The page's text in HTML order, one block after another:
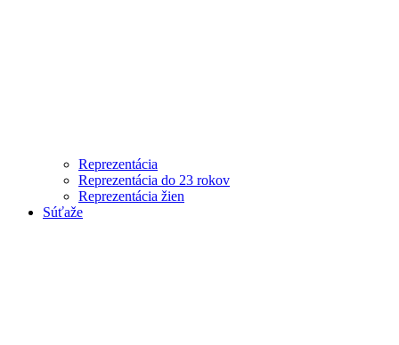
Reprezentácia
Reprezentácia do 23 rokov
Reprezentácia žien
Súťaže